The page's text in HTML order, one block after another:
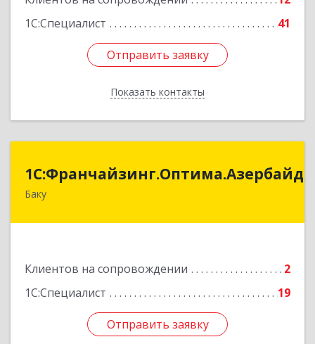
1С:Специалист
41
Отправить заявку
Показать контакты
Отправить заявку
Назад
Баку
Клиентов на сопровождении
2
1С:Специалист
19
Отправить заявку
Отправить заявку